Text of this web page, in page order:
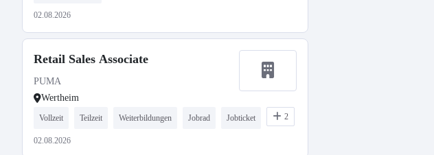
02.08.2026
Retail Sales Associate
PUMA
Wertheim
Vollzeit Teilzeit Weiterbildungen Jobrad Jobticket 2
02.08.2026